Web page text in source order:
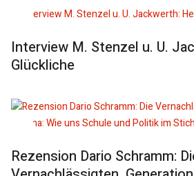
Interview M. Stenzel u. U.
Glückliche
Rezension Dario Schramm: